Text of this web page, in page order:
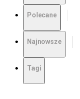
Polecane
Najnowsze
Tagi